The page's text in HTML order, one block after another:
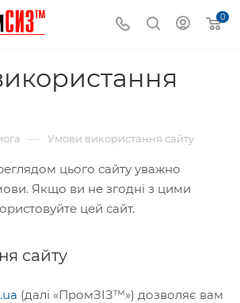
0
— Умови використання сайту
цього сайту уважно
Якщо ви не згодні з цими
цей сайт.
сайту
(далі «ПромЗІЗ™») дозволяє вам